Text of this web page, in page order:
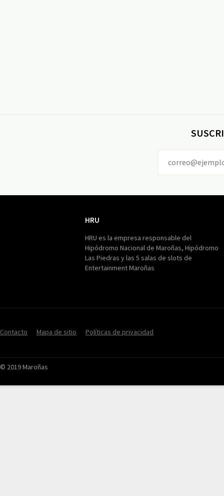
HRU
HRU es la empresa responsable del
Hipódromo Nacional de Maroñas, Hipódromo
Las Piedras y las 5 salas de slots de
Entertainment Maroñas
Contacto Mapa de sitio Políticas de privacidad
© 2019 Maroñas